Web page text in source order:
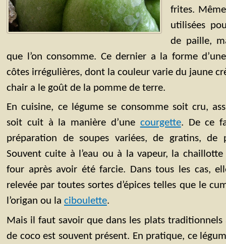
frites.
utilisées
de paille,
que l’on consomme. Ce dernier a la forme
côtes irrégulières, dont la couleur varie du jaune
chair a le goût de la pomme de terre.
En cuisine, ce légume se consomme soit cru,
soit cuit à la manière d’une courgette. De ce
préparation de soupes variées, de gratins, de
Souvent cuite à l’eau ou à la vapeur, la
four après avoir été farcie. Dans tous les cas,
relevée par toutes sortes d’épices telles que le
l’origan ou la ciboulette.
Mais il faut savoir que dans les plats
de coco est souvent présent. En pratique, ce